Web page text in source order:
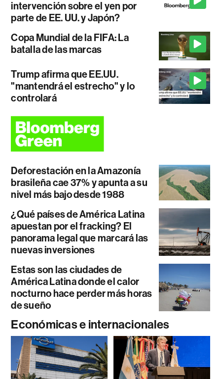
intervención sobre el yen por
parte de EE. UU. y Japón?
Copa Mundial de la FIFA: La
batalla de las marcas
Trump afirma que EE.UU.
"mantendrá el estrecho" y lo
controlará
Deforestación en la Amazonía
brasileña cae 37% y apunta a su
nivel más bajo desde 1988
¿Qué países de América Latina
apuestan por el fracking? El
panorama legal que marcará las
nuevas inversiones
Estas son las ciudades de
América Latina donde el calor
nocturno hace perder más horas
de sueño
Económicas e internacionales